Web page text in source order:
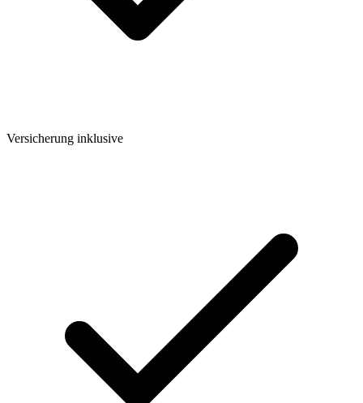
Versicherung inklusive